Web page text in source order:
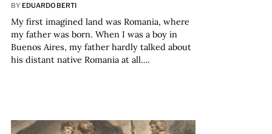
BY EDUARDO BERTI
My first imagined land was Romania, where
my father was born. When I was a boy in
Buenos Aires, my father hardly talked about
his distant native Romania at all….